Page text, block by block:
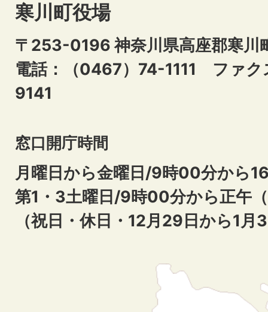
寒川町役場
〒253-0196 神奈川県高座郡寒川
電話：（0467）74-1111 ファ
9141
窓口開庁時間
月曜日から金曜日/9時00分から
第1・3土曜日/9時00分から正午
（祝日・休日・12月29日から1月